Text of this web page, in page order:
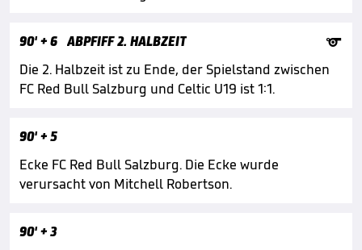
90'+ 6 ABPFIFF 2. HALBZEIT

Die 2. Halbzeit ist zu Ende, der Spielstand zwischen
FC Red Bull Salzburg und Celtic U19 ist 1:1.
90'+ 5
Ecke FC Red Bull Salzburg. Die Ecke wurde
verursacht von Mitchell Robertson.
90'+ 3